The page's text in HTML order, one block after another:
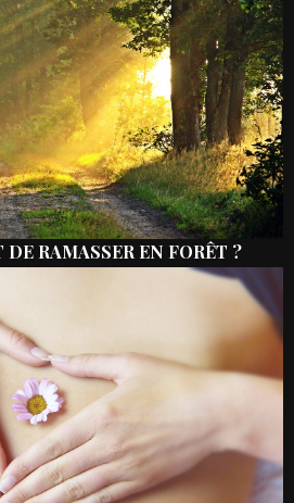
RAMASSER EN FORÊT ?